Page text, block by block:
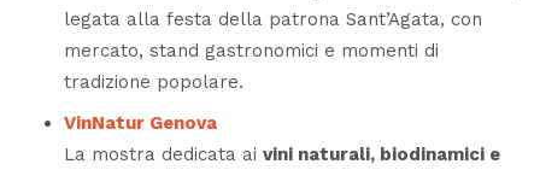
legata alla festa della patrona Sant’Agata, con
mercato, stand gastronomici e momenti di
tradizione popolare.
VinNatur Genova
La mostra dedicata ai vini naturali, biodinamici e